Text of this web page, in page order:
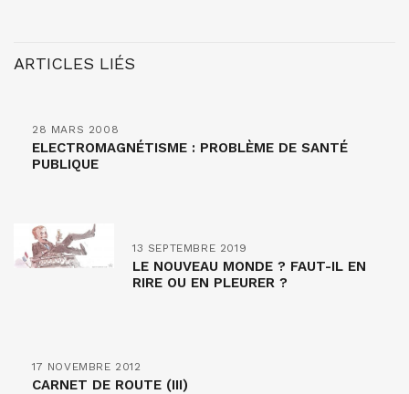
ARTICLES LIÉS
28 MARS 2008
ELECTROMAGNÉTISME : PROBLÈME DE SANTÉ
PUBLIQUE
13 SEPTEMBRE 2019
LE NOUVEAU MONDE ? FAUT-IL EN
RIRE OU EN PLEURER ?
17 NOVEMBRE 2012
CARNET DE ROUTE (III)